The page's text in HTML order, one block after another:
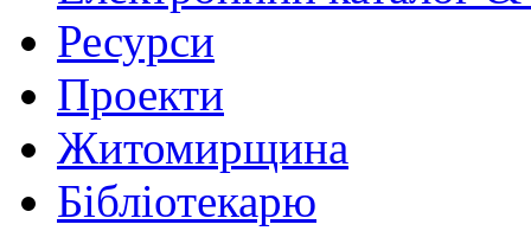
Ресурси
Проекти
Житомирщина
Бібліотекарю